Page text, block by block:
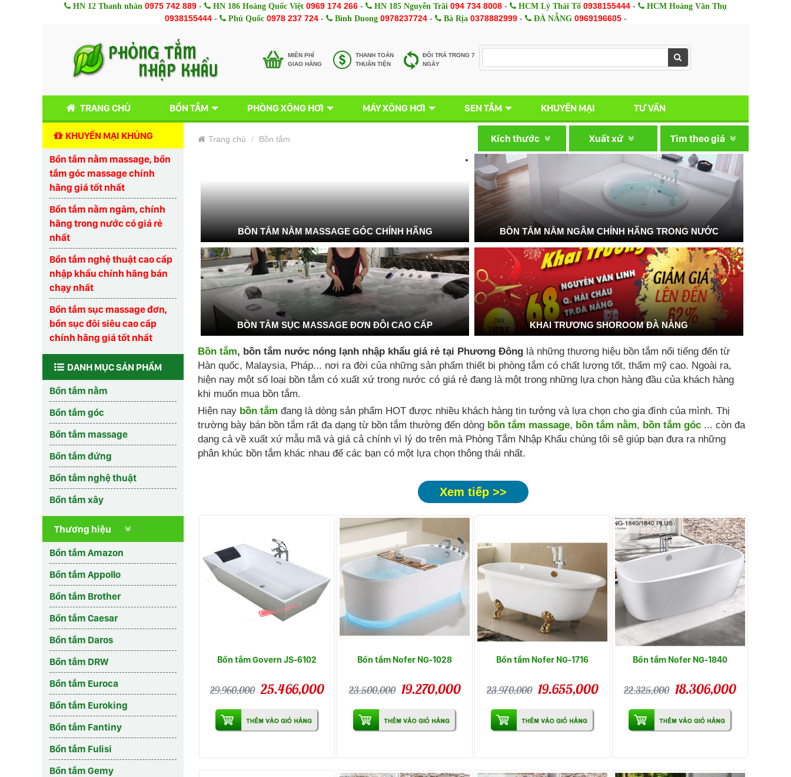
HN 12 Thanh nhàn 0975 742 889 - HN 186 Hoàng Quốc Việt 0969 174 266 - HN 185 Nguyễn Trãi 094 734 8008 - HCM Lý Thái Tổ 0938155444 - HCM Hoàng Văn Thụ
0938155444- Phú Quốc 0978 237 724- Bình Duong 0978237724- Bà Rịa 0378882999- ĐÀ NẴNG 0969196605-
MIÊN PHÍ
GIAO HÀNG
THANH TOÁN
THUẬN TIỆN
ĐỔI TRẢ TRONG 7
NGÀY
TRANG CHỦ BỒN TẮM PHÒNG XÔNG HƠI MÁY XÔNG HƠI SEN TẮM KHUYẾN MẠI TƯ VẤN
KHUYẾN MẠI KHỦNG
Bồn tắm nằm massage, bồn
tắm góc massage chính
hãng giá tốt nhất
Bồn tắm nằm ngâm, chính
hãng trong nước có giá rẻ
nhất
Bồn tắm nghệ thuật cao cấp
nhập khẩu chính hãng bán
chạy nhất
Bồn tắm sục massage đơn,
bồn sục đôi siêu cao cấp
chính hãng giá tốt nhất
DANH MỤC SẢN PHẨM
Bồn tắm nằm
Bồn tắm góc
Bồn tắm massage
Bồn tắm đứng
Bồn tắm nghệ thuật
Bồn tắm xây
Thương hiệu
Bồn tắm Amazon
Bồn tắm Appollo
Bồn tắm Brother
Bồn tắm Caesar
Bồn tắm Daros
Bồn tắm DRW
Bồn tắm Euroca
Bồn tắm Euroking
Bồn tắm Fantiny
Bồn tắm Fulisi
Bồn tắm Gemy
Trang chủ Bồn tắm Tìm theo giá
Xuất xứ
Kích thước
BỒN TẮM NẰM MASSAGE GÓC CHÍNH HÃNG BỒN TẮM NẰM NGÂM CHÍNH HÃNG TRONG NƯỚC
BỒN TẮM SỤC MASSAGE ĐƠN ĐÔI CAO CẤP KHAI TRƯƠNG SHOROOM ĐÀ NẴNG
Bồn tắm, bồn tắm nước nóng lạnh nhập khẩu giá rẻ tại Phương Đông là những thương hiệu bồn tắm nổi tiếng đến từ
Hàn quốc, Malaysia, Pháp... nơi ra đời của những sản phẩm thiết bị phòng tắm có chất lượng tốt, thẩm mỹ cao. Ngoài ra,
hiện nay một số loại bồn tắm có xuất xứ trong nước có giá rẻ đang là một trong những lựa chọn hàng đầu của khách hàng
khi muốn mua bồn tắm.
Hiện nay bồn tắm đang là dòng sản phẩm HOT được nhiều khách hàng tin tưởng và lựa chọn cho gia đình của mình. Thị
trường bày bán bồn tắm rất đa dạng từ bồn tắm thường đến dòng bồn tắm massage, bồn tắm nằm, bồn tắm góc ... còn đa
dạng cả về xuất xứ mẫu mã và giá cả chính vì lý do trên mà Phòng Tắm Nhập Khẩu chúng tôi sẽ giúp bạn đưa ra những
phân khúc bồn tắm khác nhau để các bạn có một lựa chọn thông thái nhất.
Xem tiếp >>
Bồn tắm Govern JS-6102
29.960,000 25.466,000
Bồn tắm Nofer NG-1028
23.500,000 19.270,000
Bồn tắm Nofer NG-1716
23.970,000 19.655,000
Bồn tắm Nofer NG-1840
22.325,000 18.306,000